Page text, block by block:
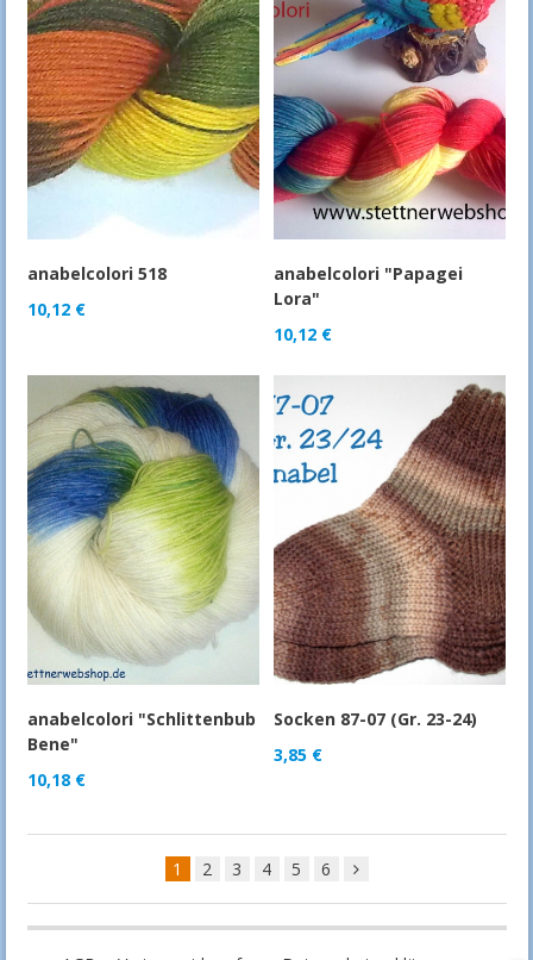
anabelcolori 518
10,12 €
anabelcolori "Papagei
Lora"
10,12 €
anabelcolori "Schlittenbub
Bene"
10,18 €
Socken 87-07 (Gr. 23-24)
3,85 €
1 2 3 4 5 6